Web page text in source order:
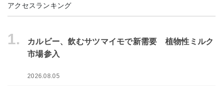
アクセスランキング
1.
カルビー、飲むサツマイモで新需要 植物性ミルク
市場参入
2026.08.05